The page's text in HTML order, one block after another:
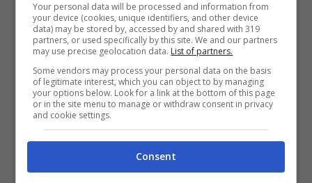
Your personal data will be processed and information from
your device (cookies, unique identifiers, and other device
data) may be stored by, accessed by and shared with 319
partners, or used specifically by this site. We and our partners
may use precise geolocation data. List of partners.
Some vendors may process your personal data on the basis
of legitimate interest, which you can object to by managing
your options below. Look for a link at the bottom of this page
or in the site menu to manage or withdraw consent in privacy
and cookie settings.
Consent